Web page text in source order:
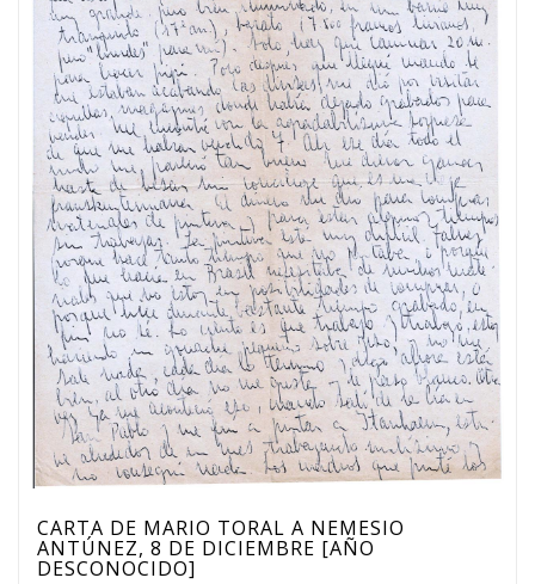
CARTA DE MARIO TORAL A NEMESIO
ANTÚNEZ, 8 DE DICIEMBRE [AÑO
DESCONOCIDO]